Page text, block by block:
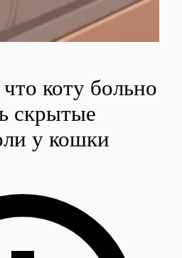
коту больно
скрытые
у кошки